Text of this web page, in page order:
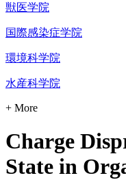
獣医学院
国際感染症学院
環境科学院
水産科学院
+ More
Charge
State in